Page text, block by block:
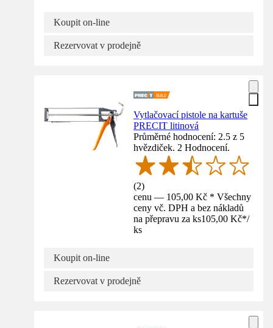
Koupit on-line
Rezervovat v prodejně
Vytlačovací pistole na kartuše
PRECIT litinová
Průměrné hodnocení: 2.5 z 5
hvězdiček. 2 Hodnocení.
(2)
cenu — 105,00 Kč * Všechny
ceny vč. DPH a bez nákladů
na přepravu za ks105,00 Kč*/
ks
Koupit on-line
Rezervovat v prodejně